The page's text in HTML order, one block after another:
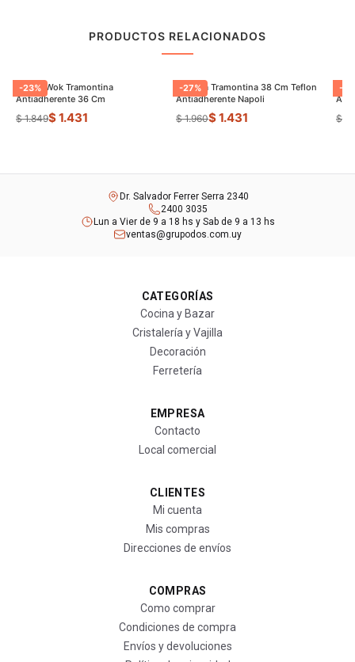
PRODUCTOS RELACIONADOS
-23%
Sarten Wok Tramontina
Antiadherente 36 Cm
$ 1.849$ 1.431
-27%
Paellera Tramontina 38 Cm Teflon
Antiadherente Napoli
$ 1.960$ 1.431
-
$
Dr. Salvador Ferrer Serra 2340
2400 3035
Lun a Vier de 9 a 18 hs y Sab de 9 a 13 hs
ventas@grupodos.com.uy
CATEGORÍAS
Cocina y Bazar
Cristalería y Vajilla
Decoración
Ferretería
EMPRESA
Contacto
Local comercial
CLIENTES
Mi cuenta
Mis compras
Direcciones de envíos
COMPRAS
Como comprar
Condiciones de compra
Envíos y devoluciones